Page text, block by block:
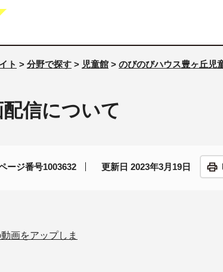
ト > 分野で探す > 児童館 > のびのびハウス豊ヶ丘児
信について
ージ番号1003632 更新日 2023年3月19日
画をアップしま